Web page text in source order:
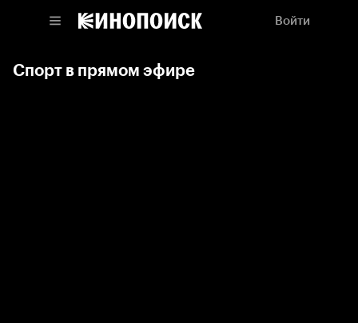
Войти
Спорт в прямом эфире